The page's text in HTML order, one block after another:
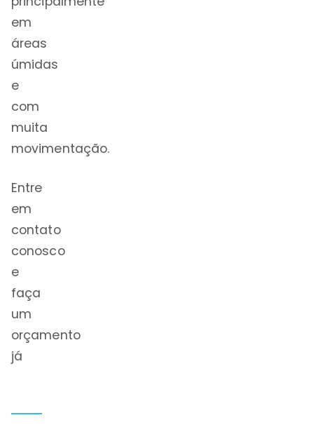
em
áreas
úmidas
e
com
muita
movimentação.
Entre
em
contato
conosco
e
faça
um
orçamento
já